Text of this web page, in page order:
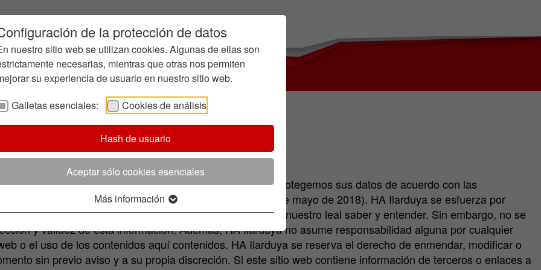
de la protección de datos
nuestro sitio web se utilizan cookies. Algunas de ellas son
necesarias, mientras que otras nos permiten
su experiencia de usuario en nuestro sitio web.
Galletas esenciales:
Cookies de análisis
Hash de usuario
Aceptar sólo cookies esenciales
Más información
Werke GmbH
Group.
sitio web es algo que nos tomamos muy en serio. Protegemos sus datos de acuerdo con las
de Datos de la UE (GDPR, efectivo a partir del 25 de mayo de 2018). HA Ilarduya se esfuerza por
toda la información de nuestro sitio web según nuestro leal saber y entender. Sin embargo, no se
y validez de esta información. Además, HA Ilarduya no asume responsabilidad alguna por cualquier
o el uso de los contenidos aquí contenidos. HA Ilarduya se reserva el derecho de enmendar, modificar o
sin previo aviso y a su propia discreción. Si este sitio web contiene información de terceros o enlaces a